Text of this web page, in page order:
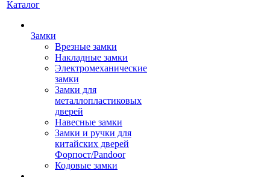
Каталог
Замки
Врезные замки
Накладные замки
Электромеханические
замки
Замки для
металлопластиковых
дверей
Навесные замки
Замки и ручки для
китайских дверей
Форпост/Раndoor
Кодовые замки